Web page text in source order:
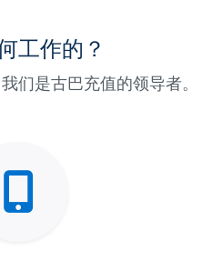
工作的？
们是古巴充值的领导者。